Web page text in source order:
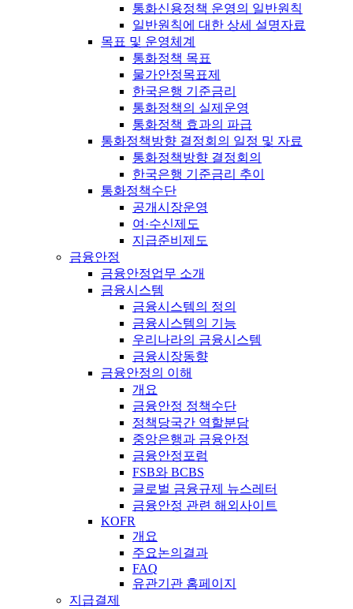
통화신용정책 운영의 일반원칙
일반원칙에 대한 상세 설명자료
목표 및 운영체계
통화정책 목표
물가안정목표제
한국은행 기준금리
통화정책의 실제운영
통화정책 효과의 파급
통화정책방향 결정회의 일정 및 자료
통화정책방향 결정회의
한국은행 기준금리 추이
통화정책수단
공개시장운영
여·수신제도
지급준비제도
금융안정
금융안정업무 소개
금융시스템
금융시스템의 정의
금융시스템의 기능
우리나라의 금융시스템
금융시장동향
금융안정의 이해
개요
금융안정 정책수단
정책당국간 역할분담
중앙은행과 금융안정
금융안정포럼
FSB와 BCBS
글로벌 금융규제 뉴스레터
금융안정 관련 해외사이트
KOFR
개요
주요논의결과
FAQ
유관기관 홈페이지
지급결제